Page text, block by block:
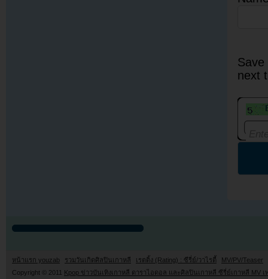
next
หน้าแรก youzab รวมวันเกิดศิลปินเกาหลี เรตติ้ง (Rating) : ซีรี่ย์/วาไรตี้
MV/PV/Teaser
Copyright © 2011 Kpop ข่าวบันเทิงเกาหลี ดาราไอดอล และศิลปินเกาหลี ซีรี่ย์เกาหลี MV